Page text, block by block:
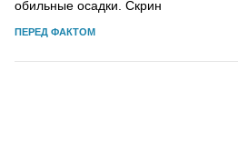
обильные осадки. Скрин
ПЕРЕД ФАКТОМ